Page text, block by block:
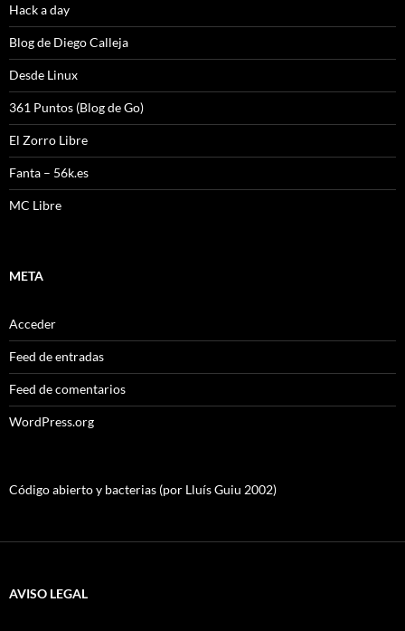
Hack a day
Blog de Diego Calleja
Desde Linux
361 Puntos (Blog de Go)
El Zorro Libre
Fanta – 56k.es
MC Libre
META
Acceder
Feed de entradas
Feed de comentarios
WordPress.org
Código abierto y bacterias (por Lluís Guiu 2002)
AVISO LEGAL